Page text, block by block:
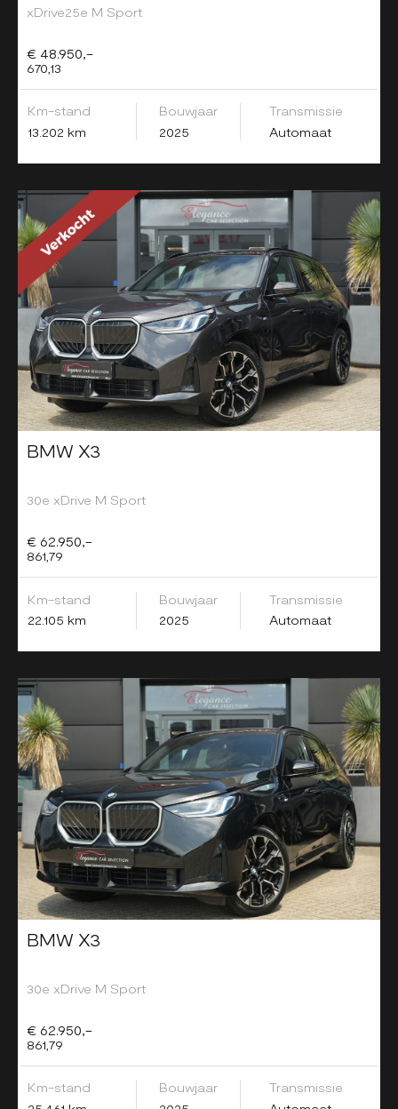
xDrive25e M Sport
€ 48.950,-
670,13
Km-stand
13.202 km
Bouwjaar
2025
Transmissie
Automaat
BMW X3
30e xDrive M Sport
€ 62.950,-
861,79
Km-stand
22.105 km
Bouwjaar
2025
Transmissie
Automaat
BMW X3
30e xDrive M Sport
€ 62.950,-
861,79
Km-stand
Bouwjaar
Transmissie